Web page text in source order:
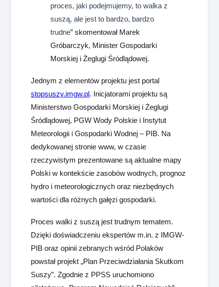
proces, jaki podejmujemy, to walka z
suszą, ale jest to bardzo, bardzo
trudne” skomentował Marek
Gróbarczyk, Minister Gospodarki
Morskiej i Żeglugi Śródlądowej.
Jednym z elementów projektu jest portal
stopsuszy.imgw.pl . Inicjatorami projektu są
Ministerstwo Gospodarki Morskiej i Żeglugi
Śródlądowej, PGW Wody Polskie i Instytut
Meteorologii i Gospodarki Wodnej – PIB. Na
dedykowanej stronie www, w czasie
rzeczywistym prezentowane są aktualne mapy
Polski w kontekście zasobów wodnych, prognoz
hydro i meteorologicznych oraz niezbędnych
wartości dla różnych gałęzi gospodarki.
Proces walki z suszą jest trudnym tematem.
Dzięki doświadczeniu ekspertów m.in. z IMGW-
PIB oraz opinii zebranych wśród Polaków
powstał projekt „Plan Przeciwdziałania Skutkom
Suszy”. Zgodnie z PPSS uruchomiono